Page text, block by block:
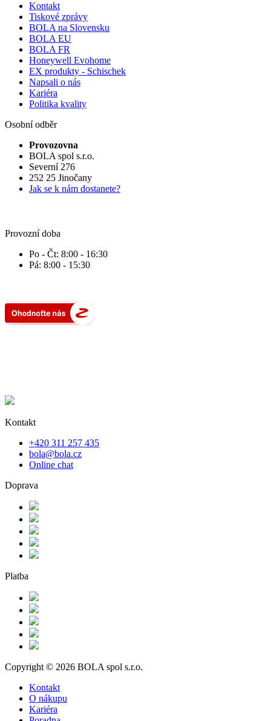
Kontakt
Tiskové zprávy
BOLA na Slovensku
BOLA EU
BOLA FR
Honeywell Evohome
EX produkty - Schischek
Napsali o nás
Kariéra
Politika kvality
Osobní odběr
Provozovna
BOLA spol s.r.o.
Severní 276
252 25 Jinočany
Jak se k nám dostanete?
Provozní doba
Po - Čt: 8:00 - 16:30
Pá: 8:00 - 15:30
Kontakt
+420 311 257 435
bola@bola.cz
Online chat
Doprava
Platba
Copyright © 2026 BOLA spol s.r.o.
Kontakt
O nákupu
Kariéra